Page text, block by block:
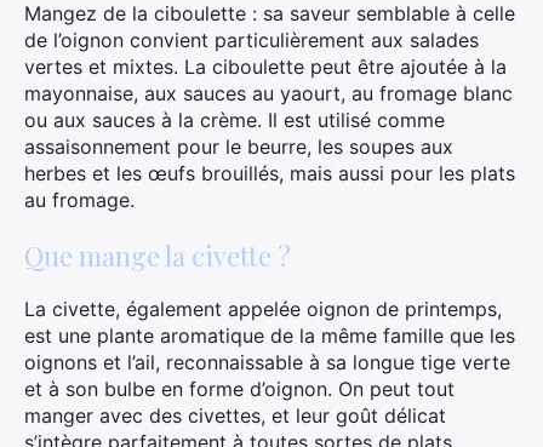
Mangez de la ciboulette : sa saveur semblable à celle
de l’oignon convient particulièrement aux salades
vertes et mixtes. La ciboulette peut être ajoutée à la
mayonnaise, aux sauces au yaourt, au fromage blanc
ou aux sauces à la crème. Il est utilisé comme
assaisonnement pour le beurre, les soupes aux
herbes et les œufs brouillés, mais aussi pour les plats
au fromage.
Que mange la civette ?
La civette, également appelée oignon de printemps,
est une plante aromatique de la même famille que les
oignons et l’ail, reconnaissable à sa longue tige verte
et à son bulbe en forme d’oignon. On peut tout
manger avec des civettes, et leur goût délicat
s’intègre parfaitement à toutes sortes de plats.